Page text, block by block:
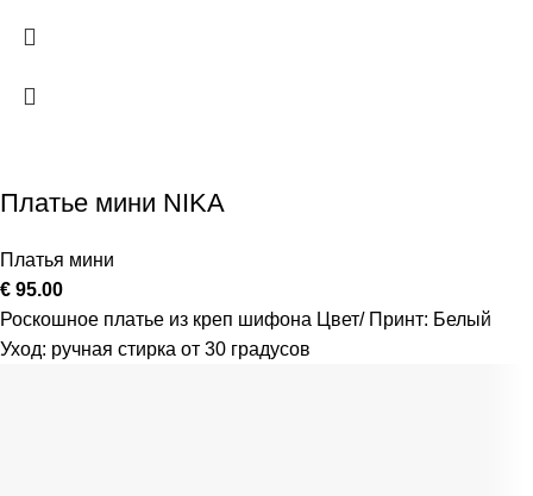
Платье мини NIKA
Платья мини
€ 95.00
Роскошное платье из креп шифона Цвет/ Принт: Белый
Уход: ручная стирка от 30 градусов